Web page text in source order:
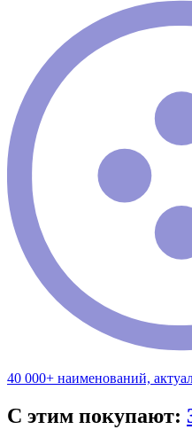
40 000+ наименований,
С этим покупают: